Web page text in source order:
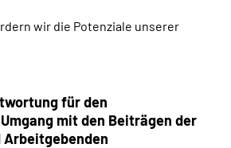
wir die Potenziale unserer
für den
mit den Beiträgen der